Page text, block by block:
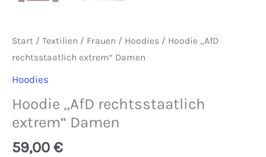
Start / Textilien / Frauen / Hoodies / Hoodie „AfD
rechtsstaatlich extrem“ Damen
Hoodies
Hoodie „AfD rechtsstaatlich
extrem“ Damen
59,00 €